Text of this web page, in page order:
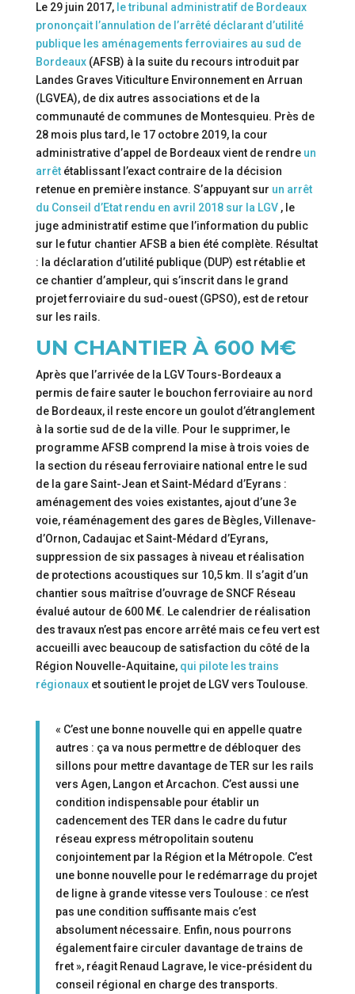
Le 29 juin 2017, le tribunal administratif de Bordeaux
prononçait l’annulation de l’arrêté déclarant d’utilité
publique les aménagements ferroviaires au sud de
Bordeaux(AFSB) à la suite du recours introduit par
Landes Graves Viticulture Environnement en Arruan
(LGVEA), de dix autres associations et de la
communauté de communes de Montesquieu. Près de
28 mois plus tard, le 17 octobre 2019, la cour
administrative d’appel de Bordeaux vient de rendre un
arrêtétablissant l’exact contraire de la décision
retenue en première instance. S’appuyant sur un arrêt
du Conseil d’Etat rendu en avril 2018 sur la LGV, le
juge administratif estime que l’information du public
sur le futur chantier AFSB a bien été complète. Résultat
: la déclaration d’utilité publique (DUP) est rétablie et
ce chantier d’ampleur, qui s’inscrit dans le grand
projet ferroviaire du sud-ouest (GPSO), est de retour
sur les rails.
UN CHANTIER À 600 M€
Après que l’arrivée de la LGV Tours-Bordeaux a
permis de faire sauter le bouchon ferroviaire au nord
de Bordeaux, il reste encore un goulot d’étranglement
à la sortie sud de de la ville. Pour le supprimer, le
programme AFSB comprend la mise à trois voies de
la section du réseau ferroviaire national entre le sud
de la gare Saint-Jean et Saint-Médard d’Eyrans :
aménagement des voies existantes, ajout d’une 3e
voie, réaménagement des gares de Bègles, Villenave-
d’Ornon, Cadaujac et Saint-Médard d’Eyrans,
suppression de six passages à niveau et réalisation
de protections acoustiques sur 10,5 km. Il s’agit d’un
chantier sous maîtrise d’ouvrage de SNCF Réseau
évalué autour de 600 M€. Le calendrier de réalisation
des travaux n’est pas encore arrêté mais ce feu vert est
accueilli avec beaucoup de satisfaction du côté de la
Région Nouvelle-Aquitaine, qui pilote les trains
régionauxet soutient le projet de LGV vers Toulouse.
« C’est une bonne nouvelle qui en appelle quatre
autres : ça va nous permettre de débloquer des
sillons pour mettre davantage de TER sur les rails
vers Agen, Langon et Arcachon. C’est aussi une
condition indispensable pour établir un
cadencement des TER dans le cadre du futur
réseau express métropolitain soutenu
conjointement par la Région et la Métropole. C’est
une bonne nouvelle pour le redémarrage du projet
de ligne à grande vitesse vers Toulouse : ce n’est
pas une condition suffisante mais c’est
absolument nécessaire. Enfin, nous pourrons
également faire circuler davantage de trains de
fret », réagit Renaud Lagrave, le vice-président du
conseil régional en charge des transports.